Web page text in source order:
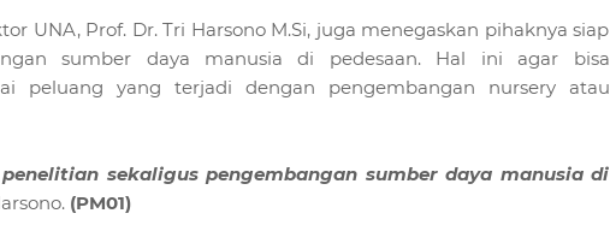
UNA, Prof. Dr. Tri Harsono M.Si, juga menegaskan pihaknya siap
sumber daya manusia di pedesaan. Hal ini agar bisa
peluang yang terjadi dengan pengembangan nursery atau
sekaligus pengembangan sumber daya manusia di
(PM01)